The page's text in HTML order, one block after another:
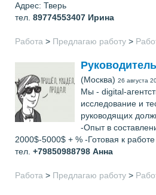
Адрес: Тверь
тел. 89774553407 Ирина
Работа > Предлагаю работу >
(Москва) 26 августа
Мы - digital-
исследование и
руководящих
-Опыт в
2000$-5000$ + % -Готовая к
тел. +79850988798 Анна
Работа > Предлагаю работу >